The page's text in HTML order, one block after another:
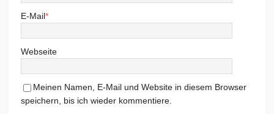
E-Mail*
Webseite
Meinen Namen, E-Mail und Website in diesem Browser
speichern, bis ich wieder kommentiere.